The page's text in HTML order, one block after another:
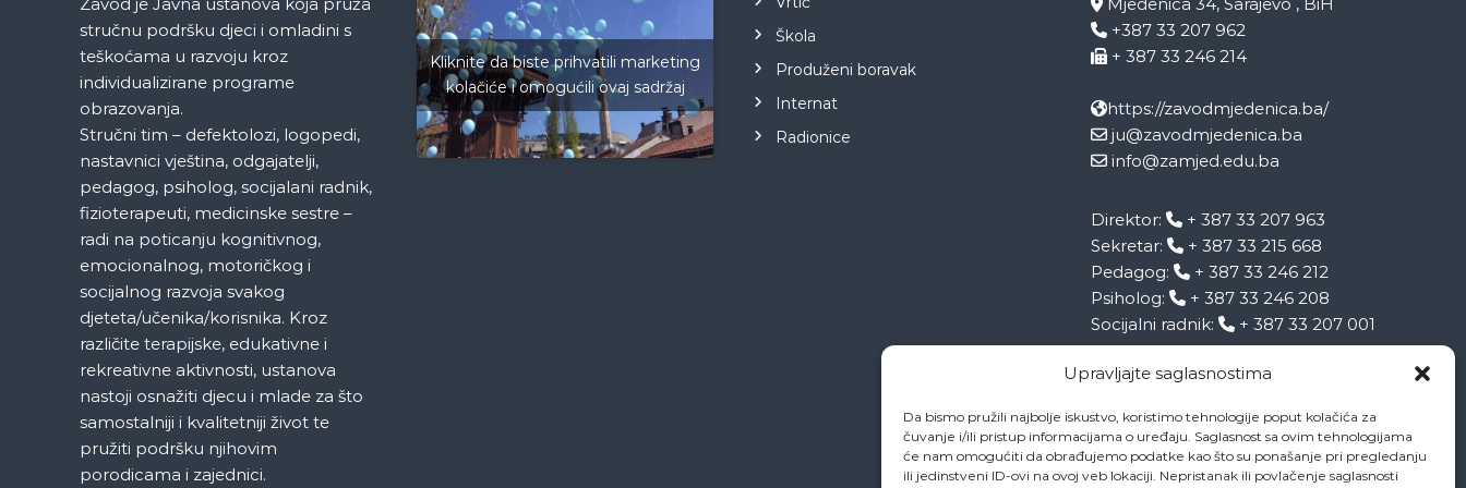
Upravljajte saglasnostima
Da bismo pružili najbolje iskustvo, koristimo tehnologije poput kolačića za
čuvanje i/ili pristup informacijama o uređaju. Saglasnost sa ovim tehnologijama
će nam omogućiti da obrađujemo podatke kao što su ponašanje pri pregledanju
ili jedinstveni ID-ovi na ovoj veb lokaciji. Nepristanak ili povlačenje saglasnosti
c
i
j
a
č
l
a
n
a
Zavod je Javna ustanova koja pruža
stručnu podršku djeci i omladini s
teškoćama u razvoju kroz
individualizirane programe
obrazovanja.
Stručni tim – defektolozi, logopedi,
nastavnici vještina, odgajatelji,
pedagog, psiholog, socijalani radnik,
fizioterapeuti, medicinske sestre –
radi na poticanju kognitivnog,
emocionalnog, motoričkog i
socijalnog razvoja svakog
djeteta/učenika/korisnika. Kroz
različite terapijske, edukativne i
rekreativne aktivnosti, ustanova
nastoji osnažiti djecu i mlade za što
samostalniji i kvalitetniji život te
pružiti podršku njihovim
porodicama i zajednici.
Kliknite da biste prihvatili marketing
kolačiće i omogućili ovaj sadržaj
Škola
Produženi boravak
Internat
Radionice
Mjedenica 34, Sarajevo , BiH
+387 33 207 962
+ 387 33 246 214
https://zavodmjedenica.ba/
ju@zavodmjedenica.ba
info@zamjed.edu.ba
Direktor:
+ 387 33 207 963
Sekretar:
+ 387 33 215 668
Pedagog:
+ 387 33 246 212
Psiholog:
+ 387 33 246 208
Socijalni radnik:
+ 387 33 207 001